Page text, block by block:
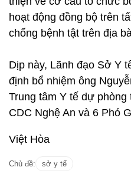
hoạt động đồng bộ trên
chống bệnh tật trên địa
Dịp này, Lãnh đạo Sở Y
định bổ nhiệm ông
Trung tâm Y tế dự
CDC Nghệ An và 6 Phó
Việt Hòa
Chủ đề: sở y tế